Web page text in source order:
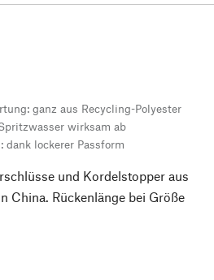
ganz aus Recycling-Polyester
wirksam ab
lockerer Passform
und Kordelstopper aus
China. Rückenlänge bei Größe